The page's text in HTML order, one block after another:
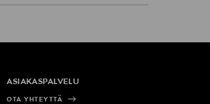
ASIAKASPALVELU
OTA YHTEYTTÄ